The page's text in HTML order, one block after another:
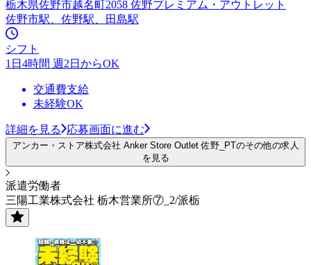
栃木県佐野市越名町2058 佐野プレミアム・アウトレット
佐野市駅、佐野駅、田島駅
シフト
1日4時間 週2日からOK
交通費支給
未経験OK
詳細を見る 応募画面に進む
アンカー・ストア株式会社 Anker Store Outlet 佐野_PTのその他の求人
を見る
派遣労働者
三陽工業株式会社 栃木営業所⑦_2/派栃